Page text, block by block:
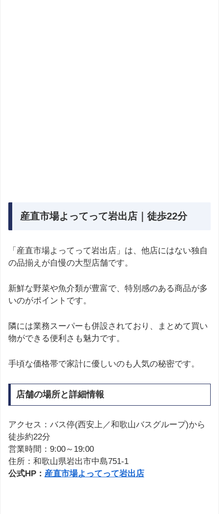
産直市場よってって岩出店｜徒歩22分
「産直市場よってって岩出店」は、他店にはない独自
の品揃えが自慢の大型店舗です。
新鮮な野菜や魚介類が豊富で、特別感のある商品が多
いのがポイントです。
隣には業務スーパーも併設されており、まとめて買い
物ができる便利さも魅力です。
手頃な価格帯で家計に優しいのも人気の秘密です。
店舗の場所と詳細情報
アクセス：バス停(西安上／和歌山バスグループ)から
徒歩約22分
営業時間：9:00～19:00
住所：和歌山県岩出市中島751-1
公式HP： 産直市場よってって岩出店